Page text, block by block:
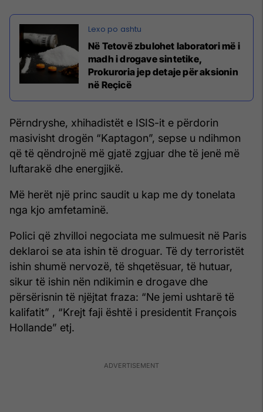
Në Tetovë zbulohet laboratori më i
madh i drogave sintetike,
Prokuroria jep detaje për aksionin
në Reçicë
Përndryshe, xhihadistët e ISIS-it e përdorin
masivisht drogën “Kaptagon”, sepse u ndihmon
që të qëndrojnë më gjatë zgjuar dhe të jenë më
luftarakë dhe energjikë.
Më herët një princ saudit u kap me dy tonelata
nga kjo amfetaminë.
Polici që zhvilloi negociata me sulmuesit në Paris
deklaroi se ata ishin të droguar. Të dy terroristët
ishin shumë nervozë, të shqetësuar, të hutuar,
sikur të ishin nën ndikimin e drogave dhe
përsërisnin të njëjtat fraza: “Ne jemi ushtarë të
kalifatit” , “Krejt faji është i presidentit François
Hollande” etj.